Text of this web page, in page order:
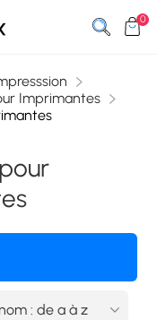
0
Imprimantes